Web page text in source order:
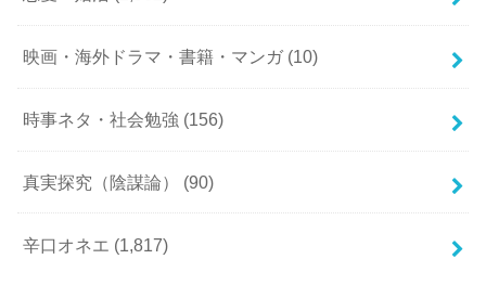
映画・海外ドラマ・書籍・マンガ (10)
時事ネタ・社会勉強 (156)
真実探究（陰謀論） (90)
辛口オネエ (1,817)